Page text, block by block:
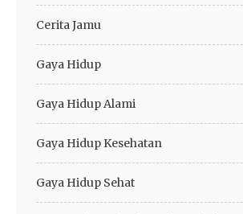
Cerita Jamu
Gaya Hidup
Gaya Hidup Alami
Gaya Hidup Kesehatan
Gaya Hidup Sehat